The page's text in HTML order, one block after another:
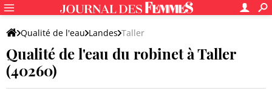
Qualité de l'eau Landes Taller
Qualité de l'eau du robinet à Taller
(40260)